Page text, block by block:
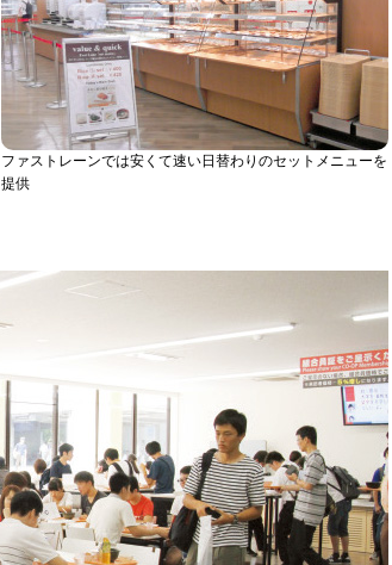
ファストレーンでは安くて速い日替わりのセットメニューを
提供